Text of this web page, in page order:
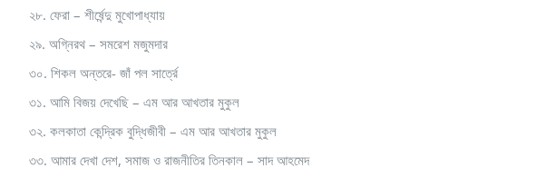
২৮. ফেরা – শীর্ষেন্দু মুখোপাধ্যায়
২৯. অগ্নিরথ – সমরেশ মজুমদার
৩০. শিকল অন্তরে- জাঁ পল সার্ত্রে
৩১. আমি বিজয় দেখেছি – এম আর আখতার মুকুল
৩২. কলকাতা কেন্দ্রিক বুদ্ধিজীবী – এম আর আখতার মুকুল
৩৩. আমার দেখা দেশ, সমাজ ও রাজনীতির তিনকাল – সাদ আহমেদ